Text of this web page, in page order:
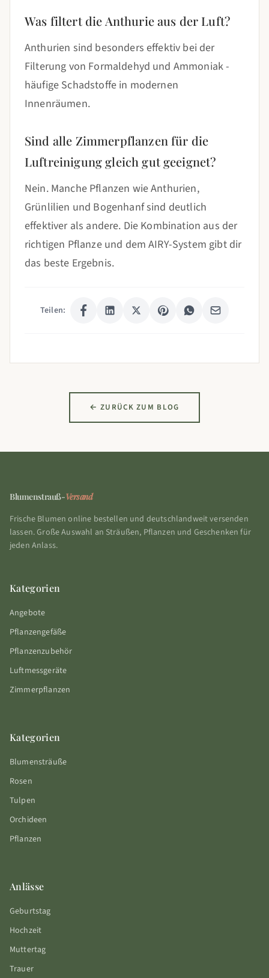
Was filtert die Anthurie aus der Luft?
Anthurien sind besonders effektiv bei der
Filterung von Formaldehyd und Ammoniak -
häufige Schadstoffe in modernen
Innenräumen.
Sind alle Zimmerpflanzen für die
Luftreinigung gleich gut geeignet?
Nein. Manche Pflanzen wie Anthurien,
Grünlilien und Bogenhanf sind deutlich
effektiver als andere. Die Kombination aus der
richtigen Pflanze und dem AIRY-System gibt dir
das beste Ergebnis.
Teilen:
← ZURÜCK ZUM BLOG
Blumenstrauß-Versand
Frische Blumen online bestellen und deutschlandweit versenden
lassen. Große Auswahl an Sträußen, Pflanzen und Geschenken für
jeden Anlass.
Kategorien
Angebote
Pflanzengefäße
Pflanzenzubehör
Luftmessgeräte
Zimmerpflanzen
Kategorien
Blumensträuße
Rosen
Tulpen
Orchideen
Pflanzen
Anlässe
Geburtstag
Hochzeit
Muttertag
Trauer